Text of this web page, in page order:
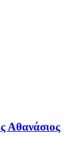
Αθανάσιος